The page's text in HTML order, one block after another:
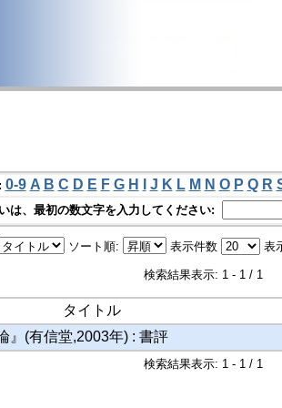
0-9 A B C D E F G H J K L M N O P Q R
は、最初の数文字を入力してください:
ソート順: 表示件数 表
検索結果表示: 1 - 1 / 1
タイトル
』(有信堂,2003年) : 書評
検索結果表示: 1 - 1 / 1